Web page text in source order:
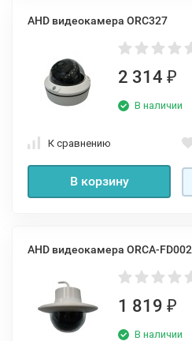
AHD видеокамера ORC327
2 314 ₽
В наличии
К сравнению
В корзину
AHD видеокамера ORCA-
1 819 ₽
В наличии